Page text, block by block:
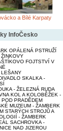
a Bílé Karpaty
InfoČesko
OPÁLENÁ PSTRUŽÍ
FOJTSTVÍ V
SKALKA -
- ŽELEZNÁ RUDA
KOL A KOLOBĚŽEK -
POD PRADĚDEM
MUZEUM - ŽAMBERK
STARÝCH STROJŮ A
- ŽAMBERK
SACHROVKA -
NAD JIZEROU